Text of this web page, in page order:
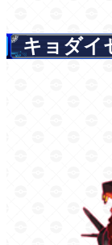
キョダイ